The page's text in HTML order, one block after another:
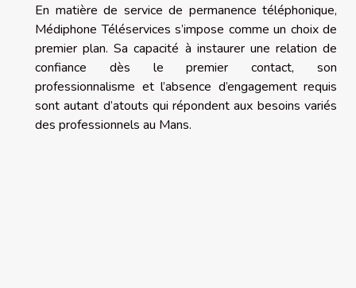
En matière de service de permanence téléphonique,
Médiphone Téléservices s’impose comme un choix de
premier plan. Sa capacité à instaurer une relation de
confiance dès le premier contact, son
professionnalisme et l’absence d’engagement requis
sont autant d’atouts qui répondent aux besoins variés
des professionnels au Mans.